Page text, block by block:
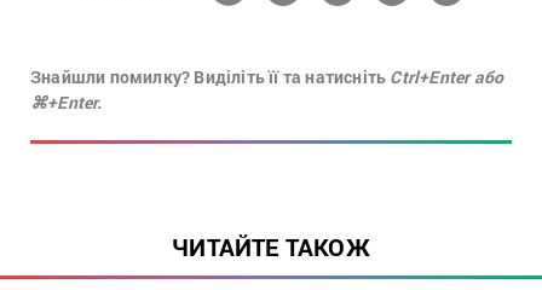
Знайшли помилку? Виділіть її та натисніть Ctrl+Enter або
⌘+Enter.
ЧИТАЙТЕ ТАКОЖ